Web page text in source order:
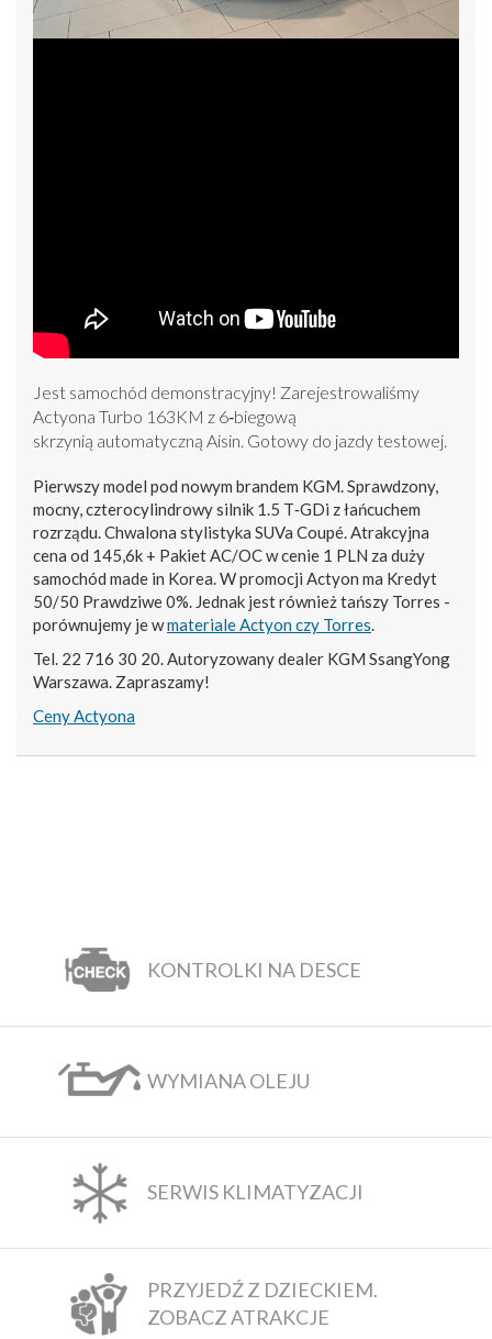
Jest samochód demonstracyjny! Zarejestrowaliśmy
Actyona Turbo 163KM z 6‑biegową
skrzynią automatyczną Aisin. Gotowy do jazdy testowej.
Pierwszy model pod nowym brandem KGM. Sprawdzony,
mocny, czterocylindrowy silnik 1.5 T‑GDi z łańcuchem
rozrządu. Chwalona stylistyka SUVa Coupé. Atrakcyjna
cena od 145,6k + Pakiet AC/OC w cenie 1 PLN za duży
samochód made in Korea. W promocji Actyon ma Kredyt
50/50 Prawdziwe 0%. Jednak jest również tańszy Torres -
porównujemy je wmateriale Actyon czy Torres.
Tel. 22 716 30 20. Autoryzowany dealer KGM SsangYong
Warszawa. Zapraszamy!
Ceny Actyona
KONTROLKI NA DESCE
WYMIANA OLEJU
SERWIS KLIMATYZACJI
PRZYJEDŹ Z DZIECKIEM.
ZOBACZ ATRAKCJE